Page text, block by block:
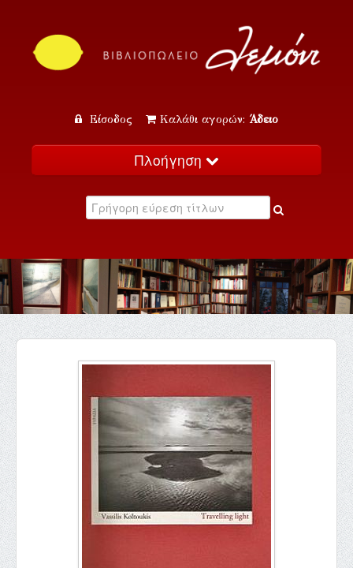
Είσοδος Καλάθι αγορών: Άδειο
Πλοήγηση
Κατάλογος
Εκδηλώσεις
Επικοινωνία